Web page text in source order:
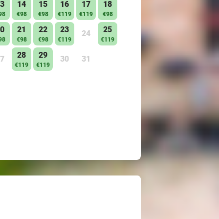
14
€98
15
€98
16
€119
17
€119
18
€98
21
€98
22
€98
23
€119
24 25
€119
28
€119
29
€119
30 31